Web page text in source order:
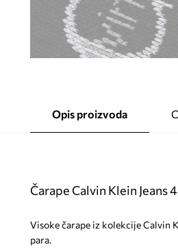
Opis proizvoda
Čarape Calvin Klein Jeans
Visoke čarape iz kolekcije Calvin
para.